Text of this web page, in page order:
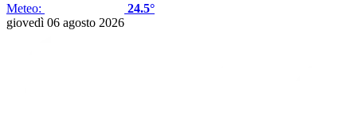
Meteo:
24.5°
giovedì 06 agosto 2026